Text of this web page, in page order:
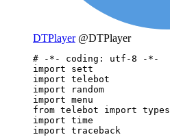
DTPlayer @DTPlayer
# -*- coding: utf-8 -*-
import sett
import telebot
import random
import menu
from telebot import types
import time
import traceback